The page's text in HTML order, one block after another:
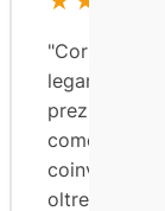
"Corsi
legami
preziosi.
come tutti
coinvolti,
oltremodo